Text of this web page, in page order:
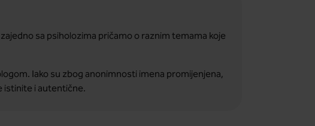
sa psiholozima pričamo o raznim temama koje
Iako su zbog anonimnosti imena promijenjena,
istinite i autentične.